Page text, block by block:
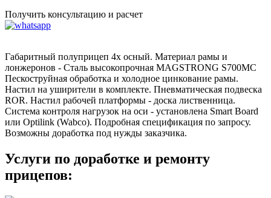
Получить консультацию и расчет
Габаритный полуприцеп 4х осный. Материал рамы и
лонжеронов - Сталь высокопрочная MAGSTRONG S700MC
Пескоструйная обработка и холодное цинкование рамы.
Настил на уширители в комплекте. Пневматическая подвеска
ROR. Настил рабочей платформы - доска лиственница.
Система контроля нагрузок на оси - установлена Smart Board
или Optilink (Wabco). Подробная спецификация по запросу.
Возможны доработка под нужды заказчика.
Услуги по доработке и ремонту
прицепов: